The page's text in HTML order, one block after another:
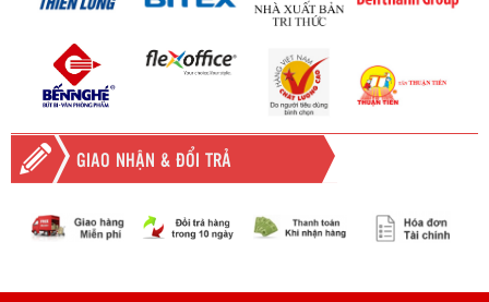
GIAO NHẬN & ĐỔI TRẢ